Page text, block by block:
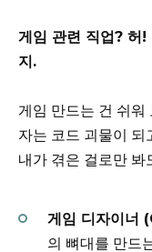
게임 관련 직업? 허!
지.
게임 만드는 건 쉬워
자는 코드 괴물이 되
내가 겪은 걸로만 봐
게임 디자이
의 뼈대를 만드